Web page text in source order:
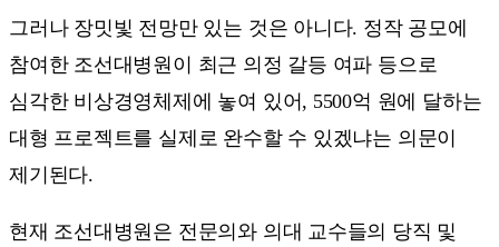
그러나 장밋빛 전망만 있는 것은 아니다. 정작 공모에
참여한 조선대병원이 최근 의정 갈등 여파 등으로
심각한 비상경영체제에 놓여 있어, 5500억 원에 달하는
대형 프로젝트를 실제로 완수할 수 있겠냐는 의문이
제기된다.
현재 조선대병원은 전문의와 의대 교수들의 당직 및